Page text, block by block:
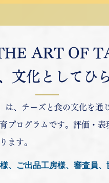
文化としてひ
ART OF
、チーズと食の文化を通
プログラムです。評価・
ます。
、ご出品工房様、審査員